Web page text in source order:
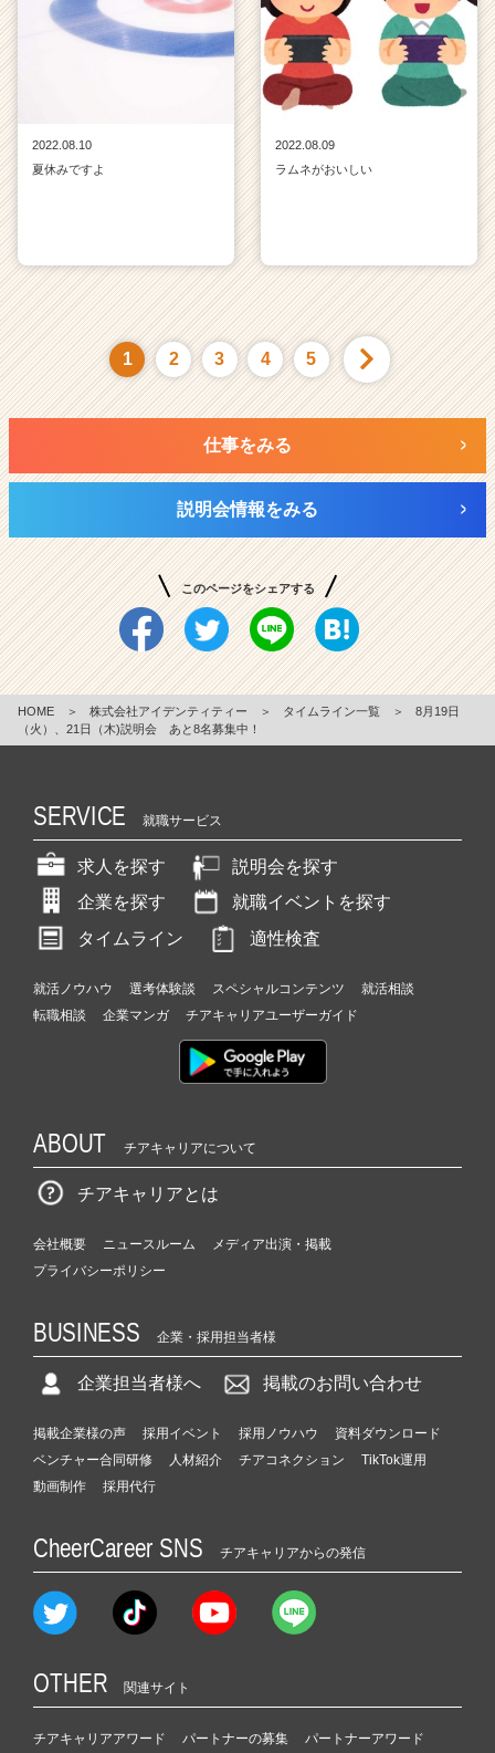
2022.08.10
夏休みですよ
2022.08.09
ラムネがおいしい
1 2 3 4 5
仕事をみる
説明会情報をみる
このページをシェアする
HOME ＞ 株式会社アイデンティティー ＞ タイムライン一覧 ＞
8月19日
（火）、21日（木)説明会 あと8名募集中！
SERVICE 就職サービス
求人を探す
説明会を探す
企業を探す
就職イベントを探す
タイムライン
適性検査
就活ノウハウ 選考体験談 スペシャルコンテンツ
就活相談
転職相談
企業マンガ チアキャリアユーザーガイド
ABOUT チアキャリアについて
チアキャリアとは
会社概要 ニュースルーム
メディア出演・掲載
プライバシーポリシー
BUSINESS 企業・採用担当者様
企業担当者様へ 掲載のお問い合わせ
掲載企業様の声 採用イベント 採用ノウハウ
資料ダウンロード
ベンチャー合同研修
人材紹介 チアコネクション
TikTok運用
動画制作
採用代行
CheerCareer SNS チアキャリアからの発信
OTHER 関連サイト
チアキャリアアワード パートナーの募集 パートナーアワード